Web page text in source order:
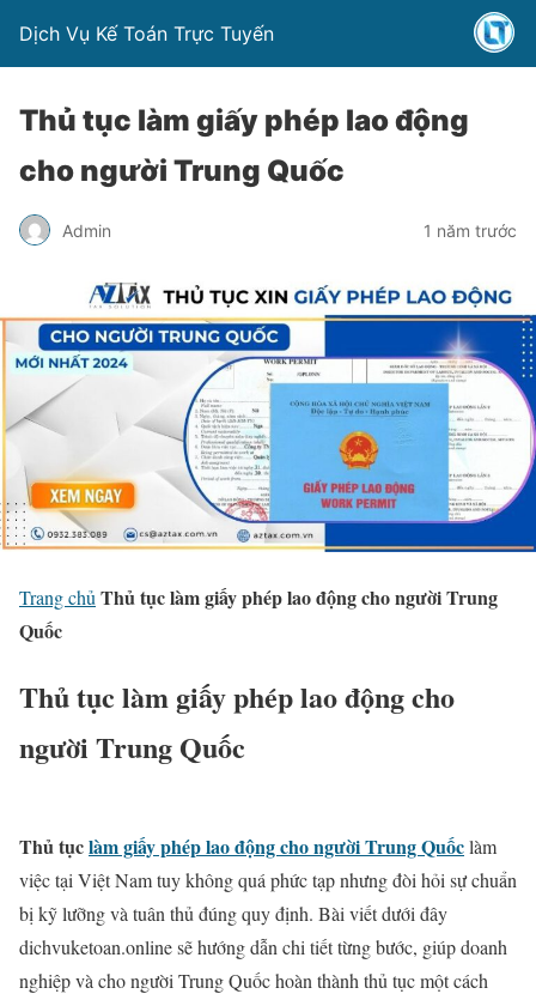
Dịch Vụ Kế Toán Trực Tuyến
Thủ tục làm giấy phép lao động
cho người Trung Quốc
Admin 1 năm trước
Trang chủ Thủ tục làm giấy phép lao động cho người Trung
Quốc
Thủ tục làm giấy phép lao động cho
người Trung Quốc
Thủ tụclàm giấy phép lao động cho người Trung Quốclàm
việc tại Việt Nam tuy không quá phức tạp nhưng đòi hỏi sự chuẩn
bị kỹ lưỡng và tuân thủ đúng quy định. Bài viết dưới đây
dichvuketoan.online sẽ hướng dẫn chi tiết từng bước, giúp doanh
nghiệp và cho người Trung Quốc hoàn thành thủ tục một cách